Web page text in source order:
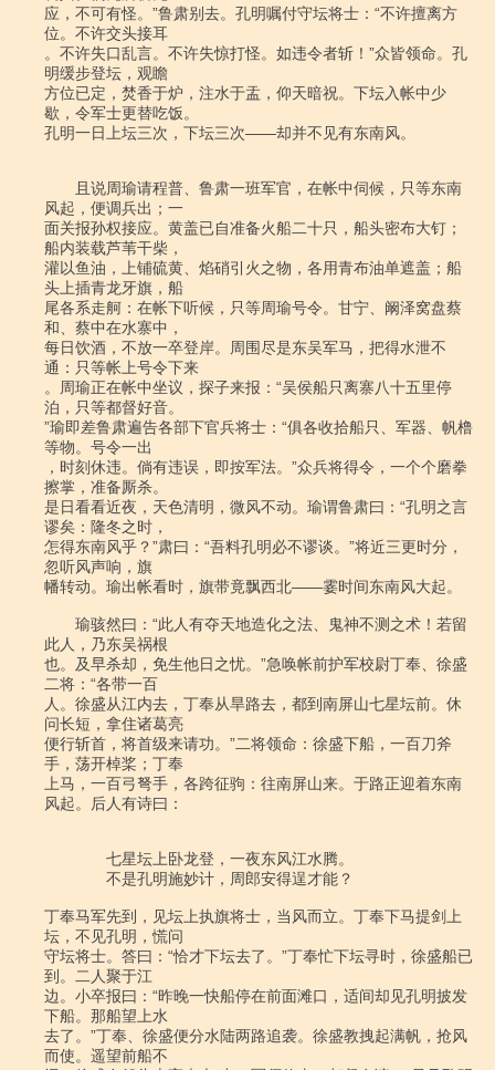
应，不可有怪。”鲁肃别去。孔明嘱付守坛将士：“不许擅离方
位。不许交头接耳
。不许失口乱言。不许失惊打怪。如违令者斩！”众皆领命。孔
明缓步登坛，观瞻
方位已定，焚香于炉，注水于盂，仰天暗祝。下坛入帐中少
歇，令军士更替吃饭。
孔明一日上坛三次，下坛三次――却并不见有东南风。
且说周瑜请程普、鲁肃一班军官，在帐中伺候，只等东南
风起，便调兵出；一
面关报孙权接应。黄盖已自准备火船二十只，船头密布大钉；
船内装载芦苇干柴，
灌以鱼油，上铺硫黄、焰硝引火之物，各用青布油单遮盖；船
头上插青龙牙旗，船
尾各系走舸：在帐下听候，只等周瑜号令。甘宁、阚泽窝盘蔡
和、蔡中在水寨中，
每日饮酒，不放一卒登岸。周围尽是东吴军马，把得水泄不
通：只等帐上号令下来
。周瑜正在帐中坐议，探子来报：“吴侯船只离寨八十五里停
泊，只等都督好音。
”瑜即差鲁肃遍告各部下官兵将士：“俱各收拾船只、军器、帆橹
等物。号令一出
，时刻休违。倘有违误，即按军法。”众兵将得令，一个个磨拳
擦掌，准备厮杀。
是日看看近夜，天色清明，微风不动。瑜谓鲁肃曰：“孔明之言
谬矣：隆冬之时，
怎得东南风乎？”肃曰：“吾料孔明必不谬谈。”将近三更时分，
忽听风声响，旗
幡转动。瑜出帐看时，旗带竟飘西北――霎时间东南风大起。
瑜骇然曰：“此人有夺天地造化之法、鬼神不测之术！若留
此人，乃东吴祸根
也。及早杀却，免生他日之忧。”急唤帐前护军校尉丁奉、徐盛
二将：“各带一百
人。徐盛从江内去，丁奉从旱路去，都到南屏山七星坛前。休
问长短，拿住诸葛亮
便行斩首，将首级来请功。”二将领命：徐盛下船，一百刀斧
手，荡开棹桨；丁奉
上马，一百弓弩手，各跨征驹：往南屏山来。于路正迎着东南
风起。后人有诗曰：
七星坛上卧龙登，一夜东风江水腾。
不是孔明施妙计，周郎安得逞才能？
丁奉马军先到，见坛上执旗将士，当风而立。丁奉下马提剑上
坛，不见孔明，慌问
守坛将士。答曰：“恰才下坛去了。”丁奉忙下坛寻时，徐盛船已
到。二人聚于江
边。小卒报曰：“昨晚一快船停在前面滩口，适间却见孔明披发
下船。那船望上水
去了。”丁奉、徐盛便分水陆两路追袭。徐盛教拽起满帆，抢风
而使。遥望前船不